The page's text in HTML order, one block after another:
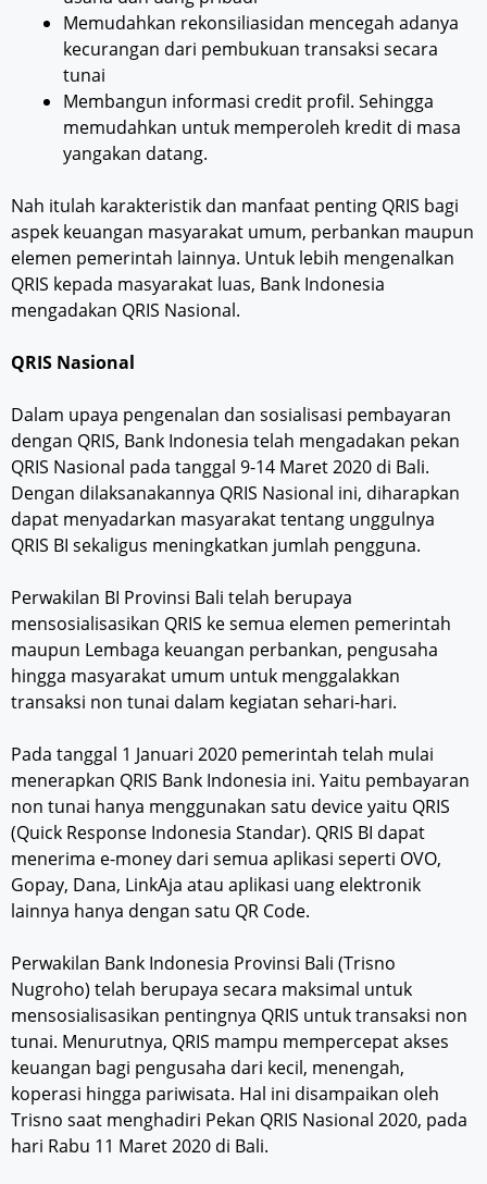
Memudahkan rekonsiliasidan mencegah adanya
kecurangan dari pembukuan transaksi secara
tunai
Membangun informasi credit profil. Sehingga
memudahkan untuk memperoleh kredit di masa
yangakan datang.
Nah itulah karakteristik dan manfaat penting QRIS bagi
aspek keuangan masyarakat umum, perbankan maupun
elemen pemerintah lainnya. Untuk lebih mengenalkan
QRIS kepada masyarakat luas, Bank Indonesia
mengadakan QRIS Nasional.
QRIS Nasional
Dalam upaya pengenalan dan sosialisasi pembayaran
dengan QRIS, Bank Indonesia telah mengadakan pekan
QRIS Nasional pada tanggal 9-14 Maret 2020 di Bali.
Dengan dilaksanakannya QRIS Nasional ini, diharapkan
dapat menyadarkan masyarakat tentang unggulnya
QRIS BI sekaligus meningkatkan jumlah pengguna.
Perwakilan BI Provinsi Bali telah berupaya
mensosialisasikan QRIS ke semua elemen pemerintah
maupun Lembaga keuangan perbankan, pengusaha
hingga masyarakat umum untuk menggalakkan
transaksi non tunai dalam kegiatan sehari-hari.
Pada tanggal 1 Januari 2020 pemerintah telah mulai
menerapkan QRIS Bank Indonesia ini. Yaitu pembayaran
non tunai hanya menggunakan satu device yaitu QRIS
(Quick Response Indonesia Standar). QRIS BI dapat
menerima e-money dari semua aplikasi seperti OVO,
Gopay, Dana, LinkAja atau aplikasi uang elektronik
lainnya hanya dengan satu QR Code.
Perwakilan Bank Indonesia Provinsi Bali (Trisno
Nugroho) telah berupaya secara maksimal untuk
mensosialisasikan pentingnya QRIS untuk transaksi non
tunai. Menurutnya, QRIS mampu mempercepat akses
keuangan bagi pengusaha dari kecil, menengah,
koperasi hingga pariwisata. Hal ini disampaikan oleh
Trisno saat menghadiri Pekan QRIS Nasional 2020, pada
hari Rabu 11 Maret 2020 di Bali.